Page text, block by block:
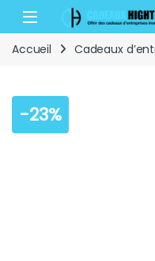
Skip to navigation
Skip to content
Open
Accueil Cadeaux
-23%